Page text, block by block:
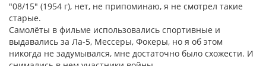
"08/15" (1954 г), нет, не припоминаю, я не смотрел такие
старые.
Самолёты в фильме использовались спортивные и
выдавались за Ла-5, Мессеры, Фокеры, но я об этом
никогда не задумывался, мне достаточно было схожести. И